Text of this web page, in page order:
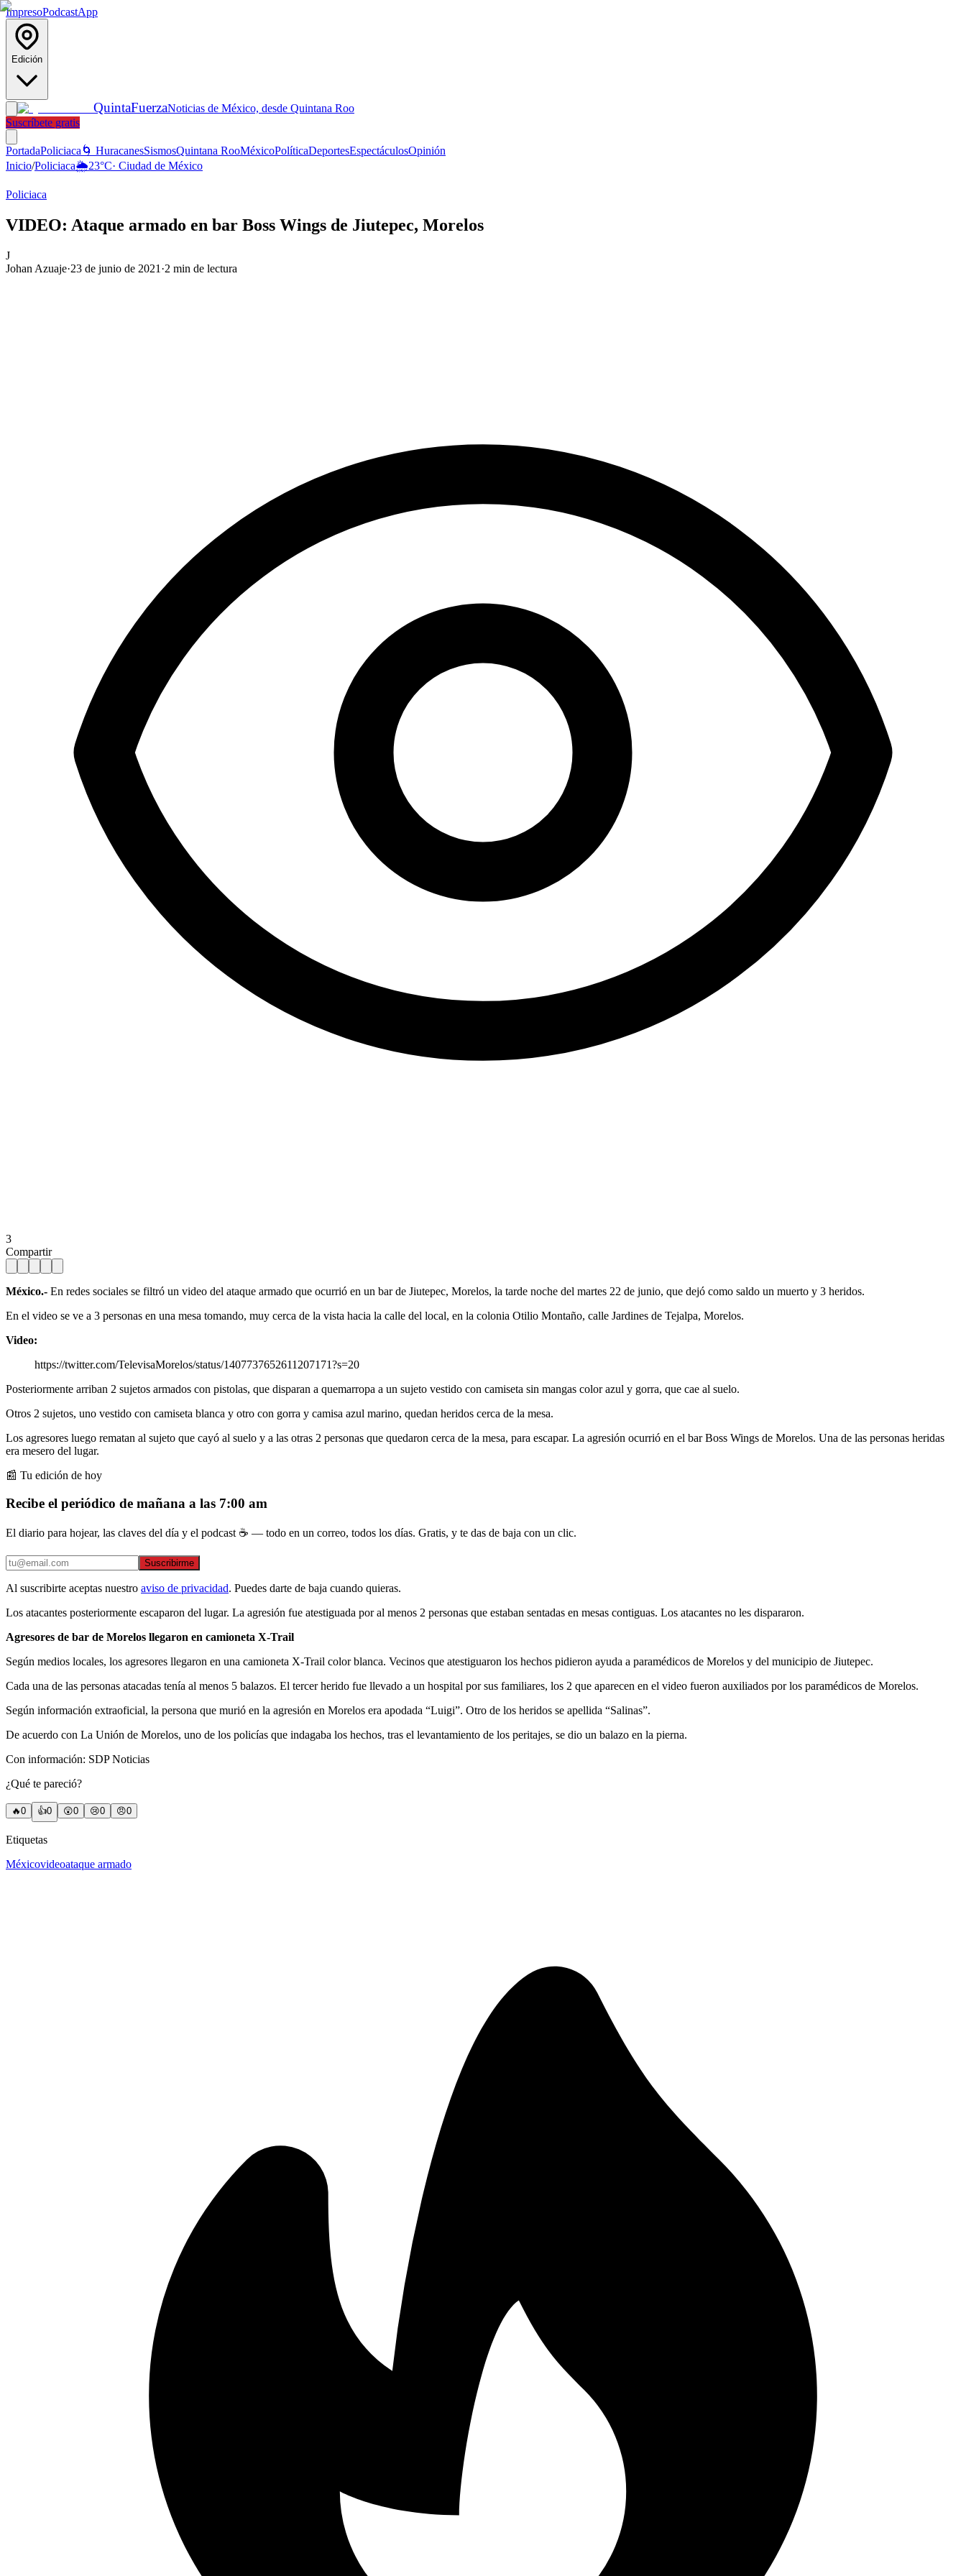
ImpresoPodcastApp
Edición
QuintaFuerzaNoticias de México, desde Quintana Roo
Suscríbete gratis
PortadaPoliciaca 🌀 HuracanesSismosQuintana RooMéxicoPolíticaDeportesEspectáculosOpinión
Inicio/Policiaca🌦️23°C· Ciudad de México
Policiaca
VIDEO: Ataque armado en bar Boss Wings de Jiutepec, Morelos
J
Johan Azuaje·23 de junio de 2021 ·2 min de lectura
3
Compartir
México.- En redes sociales se filtró un video del ataque armado que ocurrió en un bar de Jiutepec, Morelos, la tarde noche del martes 22 de junio, que dejó como saldo un muerto y 3 heridos.
En el video se ve a 3 personas en una mesa tomando, muy cerca de la vista hacia la calle del local, en la colonia Otilio Montaño, calle Jardines de Tejalpa, Morelos.
Video:
https://twitter.com/TelevisaMorelos/status/1407737652611207171?s=20
Posteriormente arriban 2 sujetos armados con pistolas, que disparan a quemarropa a un sujeto vestido con camiseta sin mangas color azul y gorra, que cae al suelo.
Otros 2 sujetos, uno vestido con camiseta blanca y otro con gorra y camisa azul marino, quedan heridos cerca de la mesa.
Los agresores luego rematan al sujeto que cayó al suelo y a las otras 2 personas que quedaron cerca de la mesa, para escapar. La agresión ocurrió en el bar Boss Wings de Morelos. Una de las personas heridas
era mesero del lugar.
📰 Tu edición de hoy
Recibe el periódico de mañana a las 7:00 am
El diario para hojear, las claves del día y el podcast ☕ — todo en un correo, todos los días. Gratis, y te das de baja con un clic.
Suscribirme
Al suscribirte aceptas nuestro aviso de privacidad. Puedes darte de baja cuando quieras.
Los atacantes posteriormente escaparon del lugar. La agresión fue atestiguada por al menos 2 personas que estaban sentadas en mesas contiguas. Los atacantes no les dispararon.
Agresores de bar de Morelos llegaron en camioneta X-Trail
Según medios locales, los agresores llegaron en una camioneta X-Trail color blanca. Vecinos que atestiguaron los hechos pidieron ayuda a paramédicos de Morelos y del municipio de Jiutepec.
Cada una de las personas atacadas tenía al menos 5 balazos. El tercer herido fue llevado a un hospital por sus familiares, los 2 que aparecen en el video fueron auxiliados por los paramédicos de Morelos.
Según información extraoficial, la persona que murió en la agresión en Morelos era apodada “Luigi”. Otro de los heridos se apellida “Salinas”.
De acuerdo con La Unión de Morelos, uno de los policías que indagaba los hechos, tras el levantamiento de los peritajes, se dio un balazo en la pierna.
Con información: SDP Noticias
¿Qué te pareció?
🔥0 👍0 😲0 😢0 😠0
Etiquetas
Méxicovideoataque armado